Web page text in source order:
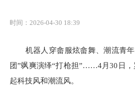
时间：2026-04-30 18:39
机器人穿畲服炫畲舞、潮流青年
团”飒爽演绎“打枪担”……4月30日，
起科技风和潮流风。